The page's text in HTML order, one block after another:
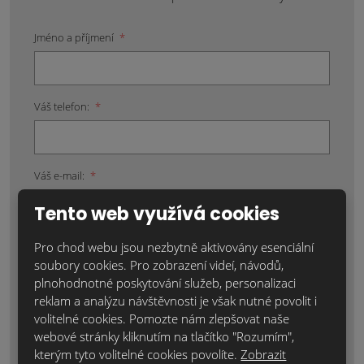
Jméno a příjmení *
Váš telefon: *
Váš e-mail: *
Místo realizace: *
Položky označené hvězdičkou (*) jsou povinné.
Souhlasím se zpracovánímosobních údajů
Tento web využívá cookies
Pro chod webu jsou nezbytně aktivovány esenciální
soubory cookies. Pro zobrazení videí, návodů,
plnohodnotné poskytování služeb, personalizaci
reklam a analýzu návštěvnosti je však nutné povolit i
volitelné cookies. Pomozte nám zlepšovat naše
webové stránky kliknutím na tlačítko "Rozumím",
kterým tyto volitelné cookies povolíte. Zobrazit